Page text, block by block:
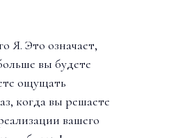
Я. Это означает,
вы будете
ощущать
когда вы решаете
вашего